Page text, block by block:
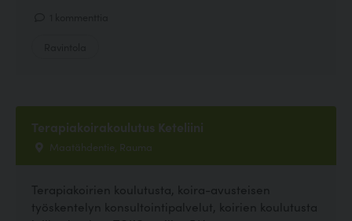
Terapiakoirakoulutus Keteliini
Maatähdentie, Rauma
Terapiakoirien koulutusta, koira-avusteisen
työskentelyn konsultointipalvelut, koirien koulutusta